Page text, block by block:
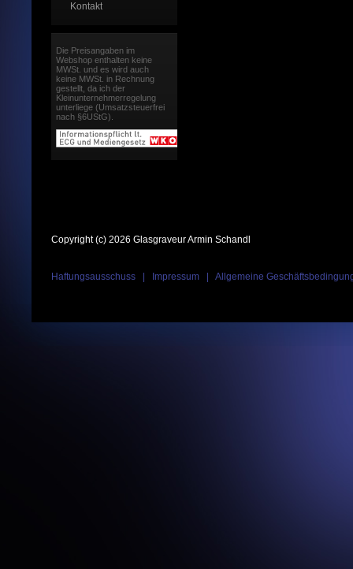
Kontakt
Die Preisangaben im
Webshop enthalten keine
MWSt. und es wird auch
keine MWSt. in Rechnung
gestellt, da ich der
Kleinunternehmerregelung
unterliege (Umsatzsteuerfrei
nach §6UStG).
Copyright (c) 2026 Glasgraveur Armin Schandl
Haftungsausschuss Impressum Allgemeine